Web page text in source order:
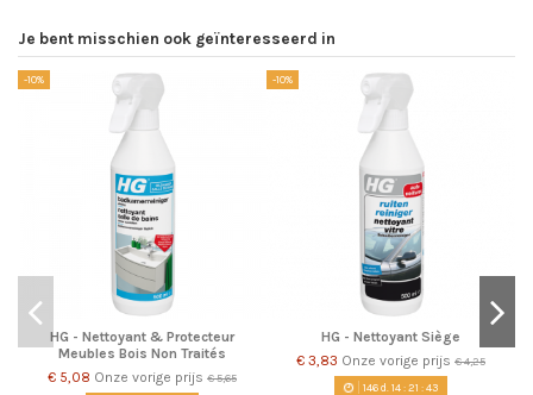
Je bent misschien ook geïnteresseerd in
-10%
HG - Nettoyant & Protecteur
Meubles Bois Non Traités
€ 5,08 Onze vorige prijs € 5,65
-10%
HG - Nettoyant Siège
€ 3,83 Onze vorige prijs € 4,25
146d. 14:21 :43